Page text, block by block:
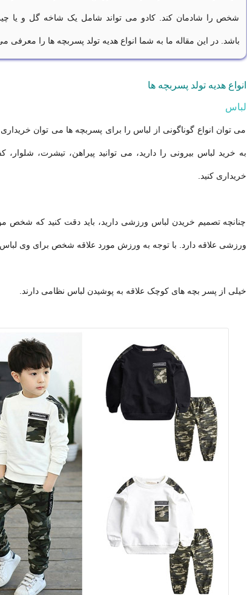
شخص را شادمان کند. کادو می تواند شامل یک شاخه گل و یا
باشد. در این مقاله ما به شما انواع هدیه تولد پسربچه ها را معرفی می
انواع هدیه تولد پسربچه ها
لباس
می توان انواع گوناگونی از لباس را برای پسربچه ها می توان
به خرید لباس بیرونی را دارید، می توانید پیراهن، تیشرت، شلوار،
خریداری کنید.
چنانچه تصمیم خریدن لباس ورزشی دارید، باید دقت کنید که شخص
ورزشی علاقه دارد. با توجه به ورزش مورد علاقه شخص برای وی
خیلی از پسر بچه های کوچک علاقه به پوشیدن لباس نظامی دارند.